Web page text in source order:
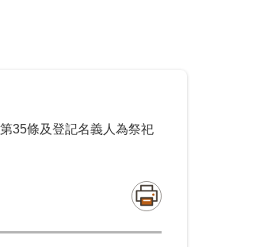
35條及登記名義人為祭祀